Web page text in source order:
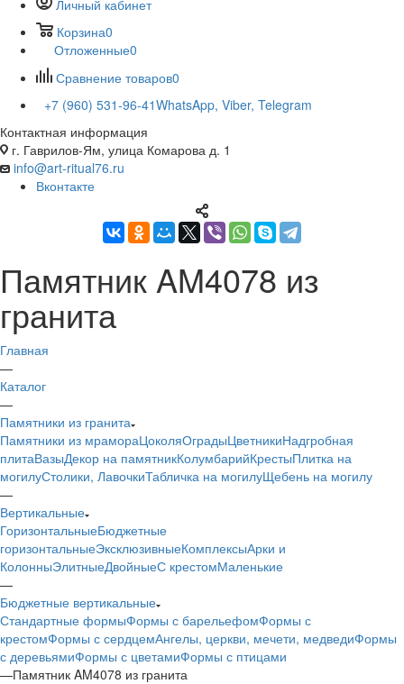
Личный кабинет
Корзина0
Отложенные0
Сравнение товаров0
+7 (960) 531-96-41WhatsApp, Viber, Telegram
Контактная информация
г. Гаврилов-Ям, улица Комарова д. 1
info@art-ritual76.ru
Вконтакте
Памятник AM4078 из
гранита
Главная
—
Каталог
—
Памятники из гранита
Памятники из мрамораЦоколяОградыЦветникиНадгробная
плитаВазыДекор на памятникКолумбарийКрестыПлитка на
могилуСтолики, ЛавочкиТабличка на могилуЩебень на могилу
—
Вертикальные
ГоризонтальныеБюджетные
горизонтальныеЭксклюзивныеКомплексыАрки и
КолонныЭлитныеДвойныеС крестомМаленькие
—
Бюджетные вертикальные
Стандартные формыФормы с барельефомФормы с
крестомФормы с сердцемАнгелы, церкви, мечети, медведиФормы
с деревьямиФормы с цветамиФормы с птицами
—Памятник AM4078 из гранита